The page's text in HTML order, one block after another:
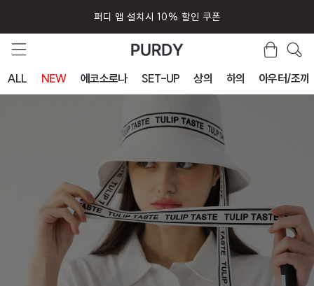
퍼디 앱 설치시 10% 할인 쿠폰
ALL NEW 에코소로나 SET-UP 상의 하의 아우터/조끼